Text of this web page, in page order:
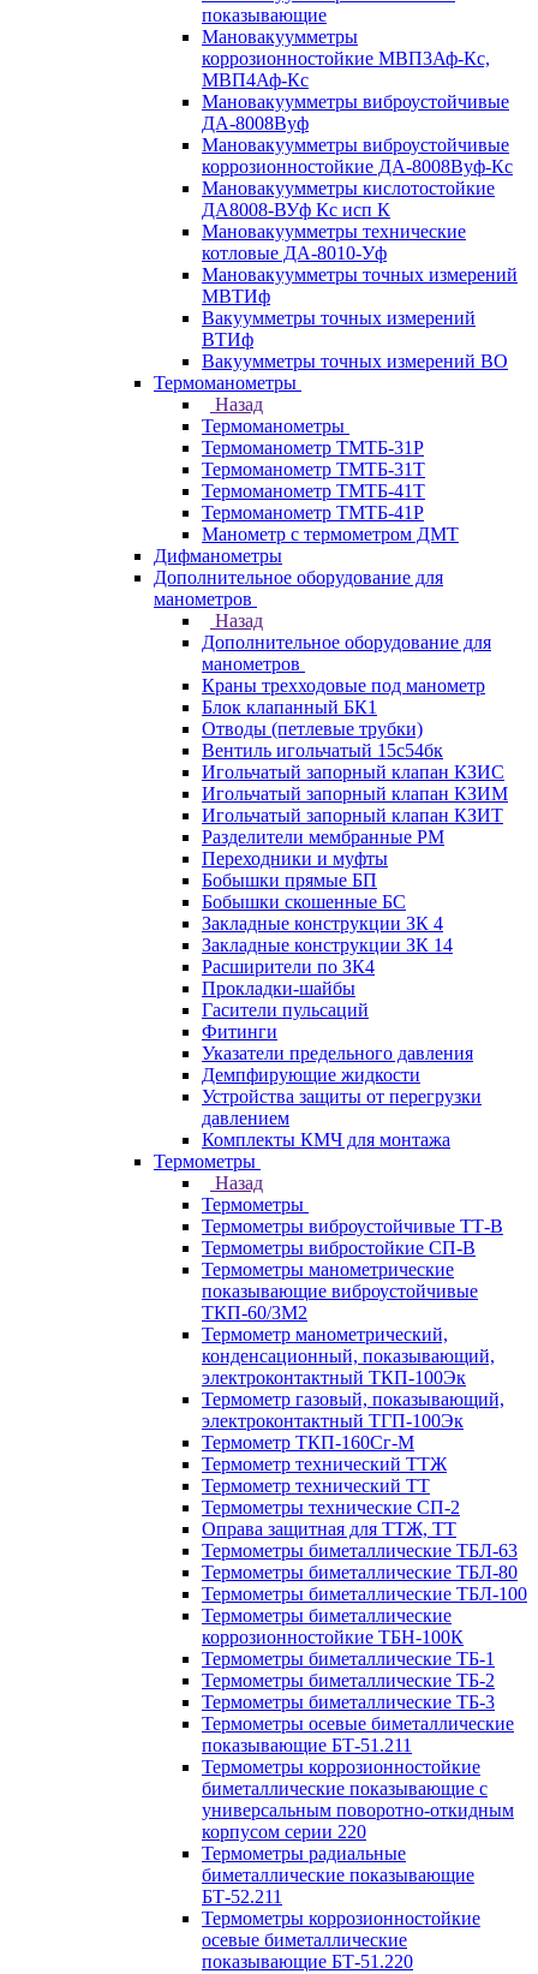
показывающие
Мановакуумметры
коррозионностойкие МВП3Аф-Кс,
МВП4Аф-Кс
Мановакуумметры виброустойчивые
ДА-8008Вуф
Мановакуумметры виброустойчивые
коррозионностойкие ДА-8008Вуф-Кс
Мановакуумметры кислотостойкие
ДА8008-ВУф Кс исп К
Мановакуумметры технические
котловые ДА-8010-Уф
Мановакуумметры точных измерений
МВТИф
Вакуумметры точных измерений
ВТИф
Вакуумметры точных измерений ВО
Термоманометры
Назад
Термоманометры
Термоманометр ТМТБ-31Р
Термоманометр ТМТБ-31Т
Термоманометр ТМТБ-41Т
Термоманометр ТМТБ-41Р
Манометр с термометром ДМТ
Дифманометры
Дополнительное оборудование для
манометров
Назад
Дополнительное оборудование для
манометров
Краны трехходовые под манометр
Блок клапанный БК1
Отводы (петлевые трубки)
Вентиль игольчатый 15с54бк
Игольчатый запорный клапан КЗИС
Игольчатый запорный клапан КЗИМ
Игольчатый запорный клапан КЗИТ
Разделители мембранные РМ
Переходники и муфты
Бобышки прямые БП
Бобышки скошенные БС
Закладные конструкции ЗК 4
Закладные конструкции ЗК 14
Расширители по ЗК4
Прокладки-шайбы
Гасители пульсаций
Фитинги
Указатели предельного давления
Демпфирующие жидкости
Устройства защиты от перегрузки
давлением
Комплекты КМЧ для монтажа
Термометры
Назад
Термометры
Термометры виброустойчивые ТТ-В
Термометры вибростойкие СП-В
Термометры манометрические
показывающие виброустойчивые
ТКП-60/3М2
Термометр манометрический,
конденсационный, показывающий,
электроконтактный ТКП-100Эк
Термометр газовый, показывающий,
электроконтактный ТГП-100Эк
Термометр ТКП-160Сг-М
Термометр технический ТТЖ
Термометр технический ТТ
Термометры технические СП-2
Оправа защитная для ТТЖ, ТТ
Термометры биметаллические ТБЛ-63
Термометры биметаллические ТБЛ-80
Термометры биметаллические ТБЛ-100
Термометры биметаллические
коррозионностойкие ТБН-100К
Термометры биметаллические ТБ-1
Термометры биметаллические ТБ-2
Термометры биметаллические ТБ-3
Термометры осевые биметаллические
показывающие БТ-51.211
Термометры коррозионностойкие
биметаллические показывающие с
универсальным поворотно-откидным
корпусом серии 220
Термометры радиальные
биметаллические показывающие
БТ-52.211
Термометры коррозионностойкие
осевые биметаллические
показывающие БТ-51.220